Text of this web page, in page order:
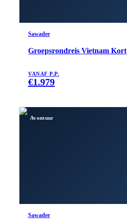
Sawadee
Groepsrondreis Vietnam Kort
VANAF P.P.
€1.979
Avontuur
Sawadee